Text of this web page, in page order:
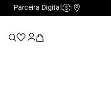
Parceira Digital Cashback